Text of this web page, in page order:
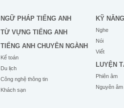
NGỮ PHÁP TIẾNG ANH
TỪ VỰNG TIẾNG ANH
TIẾNG ANH CHUYÊN NGÀNH
Kế toán
Du lịch
Công nghệ thông tin
Khách sạn
KỸ NĂNG
Nghe
Nói
Viết
LUYỆN
Phiên âm
Nguyên âm